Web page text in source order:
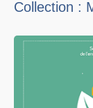
Collection :